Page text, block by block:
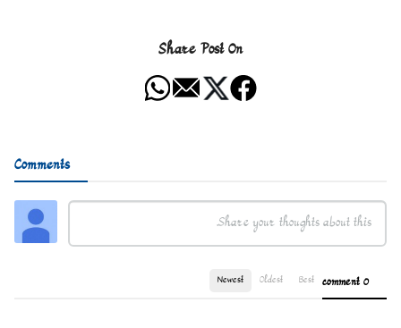
Share Post On
Comments
0 comment
Best
Oldest
Newest